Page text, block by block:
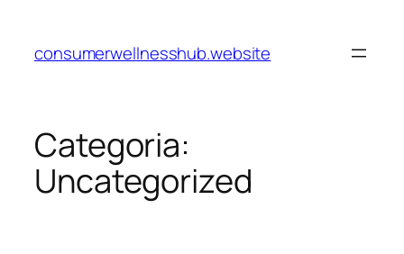
consumerwellnesshub.website
Categoria:
Uncategorized